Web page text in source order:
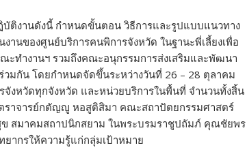
ติงานดังนี้ กำหนดขั้นตอน วิธีการและรูปแบบแนวทาง
านของศูนย์บริการคนพิการจังหวัด ในฐานะพี่เลี้ยงเพื่อ
ทำงานฯ รวมถึงคณะอนุกรรมการส่งเสริมและพัฒนา
มกัน โดยกำหนดจัดขึ้นระหว่างวันที่ 26 – 28 ตุลาคม
งหวัดทุกจังหวัด และหน่วยบริการในพื้นที่ จำนวนทั้งสิ้น
ราจารย์กตัญญู หอสูติสิมา คณะสถาปัตยกรรมศาสตร์
สมาคมสถาปนิกสยาม ในพระบรมราชูปถัมภ์ คุณชัยพร
ากรให้ความรู้แก่กลุ่มเป้าหมาย